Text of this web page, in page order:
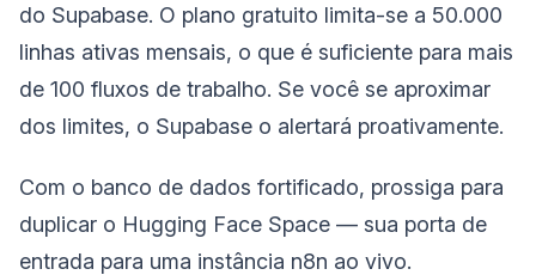
do Supabase. O plano gratuito limita-se a 50.000
linhas ativas mensais, o que é suficiente para mais
de 100 fluxos de trabalho. Se você se aproximar
dos limites, o Supabase o alertará proativamente.
Com o banco de dados fortificado, prossiga para
duplicar o Hugging Face Space — sua porta de
entrada para uma instância n8n ao vivo.